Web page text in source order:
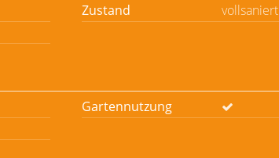
Zustand
vollsaniert
Gartennutzung